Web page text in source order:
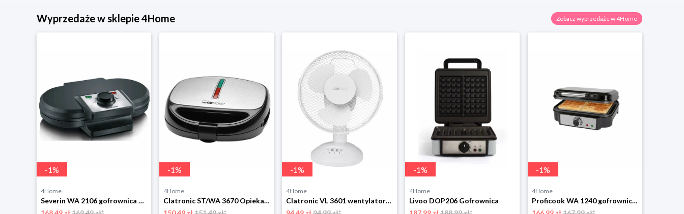
Wyprzedaże w sklepie 4Home Zobacz wyprzedaże w 4Home
-1%
4Home
Severin WA 2106 gofrownica duo, czarny
-1%
4Home
Clatronic ST/WA 3670 Opiekacz do kanapek
-1%
4Home
Clatronic VL 3601 wentylator stołowy 23 cm, biały
-1%
4Home
Livoo DOP206 Gofrownica
-1%
4Home
Proficook WA 1240 gofrownica ProfiCook